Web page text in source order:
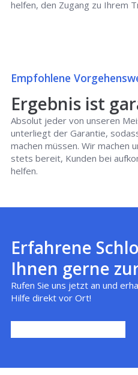
helfen, den Zugang zu Ihrem
Empfohlene
Ergebnis ist
Absolut jeder von unseren
unterliegt der Garantie,
machen müssen. Wir machen
stets bereit, Kunden bei
helfen.
Erfahrene
Ihnen gerne
Rufen Sie uns jetzt an und
Hilfe direkt vor Ort!